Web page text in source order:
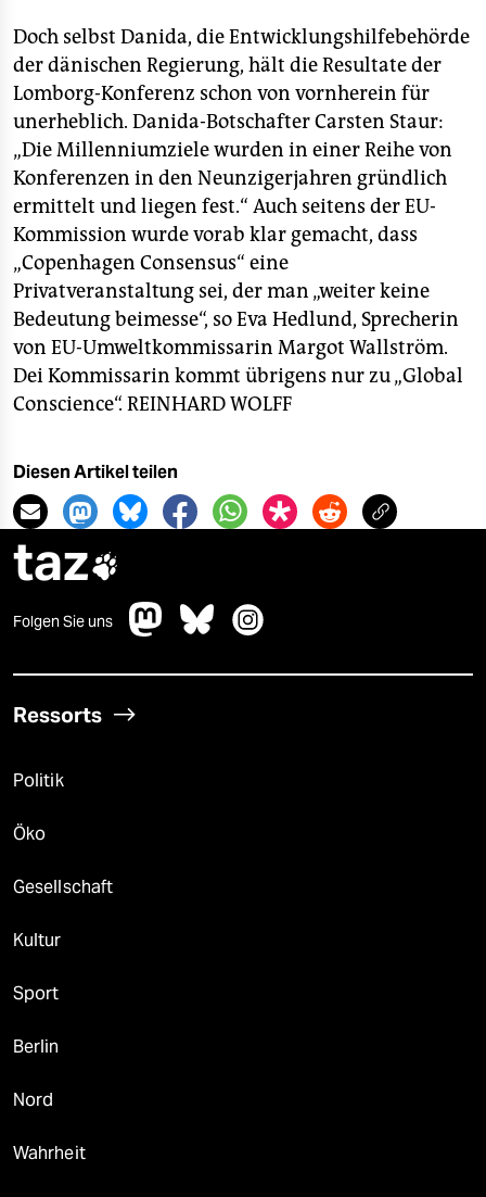
Doch selbst Danida, die Entwicklungshilfebehörde
der dänischen Regierung, hält die Resultate der
Lomborg-Konferenz schon von vornherein für
unerheblich. Danida-Botschafter Carsten Staur:
„Die Millenniumziele wurden in einer Reihe von
Konferenzen in den Neunzigerjahren gründlich
ermittelt und liegen fest.“ Auch seitens der EU-
Kommission wurde vorab klar gemacht, dass
„Copenhagen Consensus“ eine
Privatveranstaltung sei, der man „weiter keine
Bedeutung beimesse“, so Eva Hedlund, Sprecherin
von EU-Umweltkommissarin Margot Wallström.
Dei Kommissarin kommt übrigens nur zu „Global
Conscience“. REINHARD WOLFF
Diesen Artikel teilen
taz
Folgen Sie uns
Ressorts
Politik
Öko
Gesellschaft
Kultur
Sport
Berlin
Nord
Wahrheit